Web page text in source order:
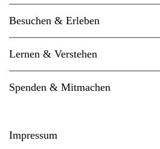
Besuchen & Erleben
Lernen & Verstehen
Spenden & Mitmachen
Impressum